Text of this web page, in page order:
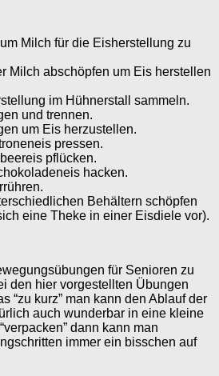
Milch für die Eisherstellung zu
Milch abschöpfen um Eis herstellen
im Hühnerstall sammeln.
und trennen.
um Eis herzustellen.
pressen.
pflücken.
hacken.
Behältern schöpfen
eine Theke in einer Eisdiele vor).
für Senioren zu
den hier vorgestellten Übungen
“zu kurz” man kann den Ablauf der
auch wunderbar in eine kleine
dann kann man
immer ein bisschen auf